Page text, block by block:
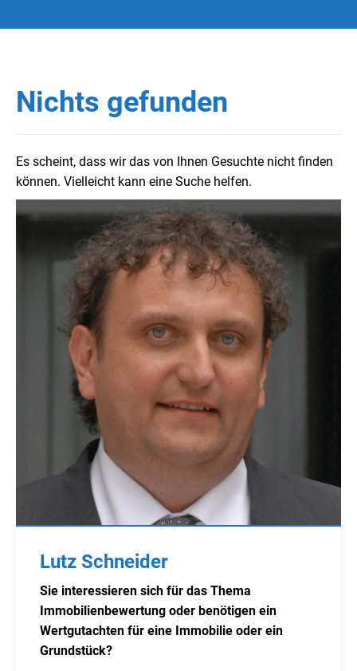
Nichts gefunden
Es scheint, dass wir das von Ihnen Gesuchte nicht finden
können. Vielleicht kann eine Suche helfen.
Lutz Schneider
Sie interessieren sich für das Thema
Immobilienbewertung oder benötigen ein
Wertgutachten für eine Immobilie oder ein
Grundstück?